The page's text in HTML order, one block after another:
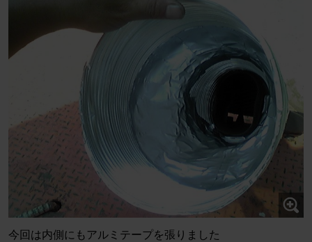
今回は内側にもアルミテープを張りました